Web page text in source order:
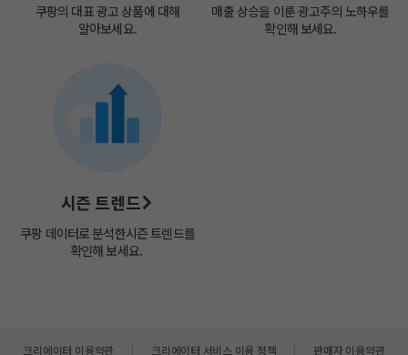
쿠팡의 대표 광고 상품에 대해
알아보세요.
매출 상승을 이룬 광고주의 노하우를
확인해 보세요.
시즌 트렌드
쿠팡 데이터로 분석한​시즌 트렌드를
확인해 보세요. ​
크리에이터 이용약관 크리에이터 서비스 이용 정책 판매자 이용약관